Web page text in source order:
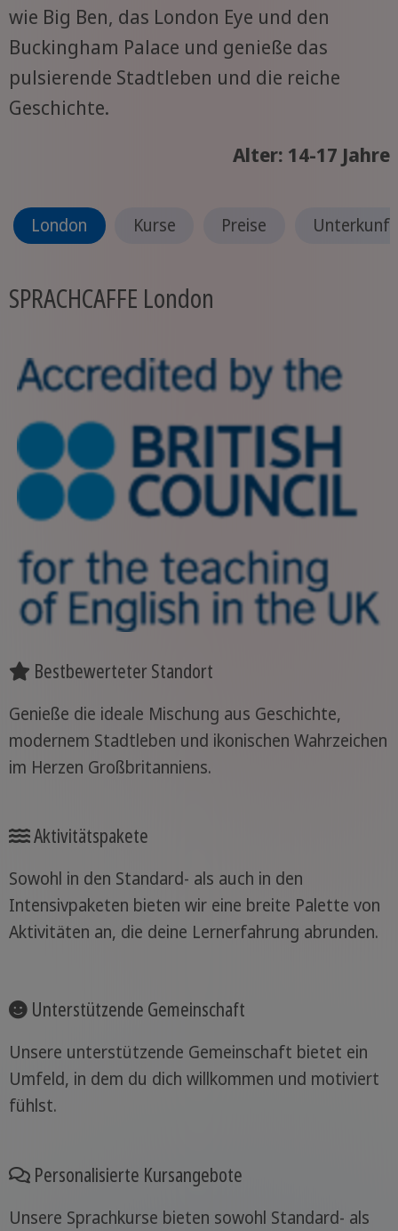
wie Big Ben, das London Eye und den
Buckingham Palace und genieße das
pulsierende Stadtleben und die reiche
Geschichte.
Alter: 14-17 Jahre
London Kurse Preise Unterkunft
SPRACHCAFFE London
Bestbewerteter Standort
Genieße die ideale Mischung aus Geschichte,
modernem Stadtleben und ikonischen Wahrzeichen
im Herzen Großbritanniens.
Aktivitätspakete
Sowohl in den Standard- als auch in den
Intensivpaketen bieten wir eine breite Palette von
Aktivitäten an, die deine Lernerfahrung abrunden.
Unterstützende Gemeinschaft
Unsere unterstützende Gemeinschaft bietet ein
Umfeld, in dem du dich willkommen und motiviert
fühlst.
Personalisierte Kursangebote
Unsere Sprachkurse bieten sowohl Standard- als